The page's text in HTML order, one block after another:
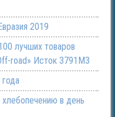
2019
лучших товаров
road» Исток 3791М3
в день